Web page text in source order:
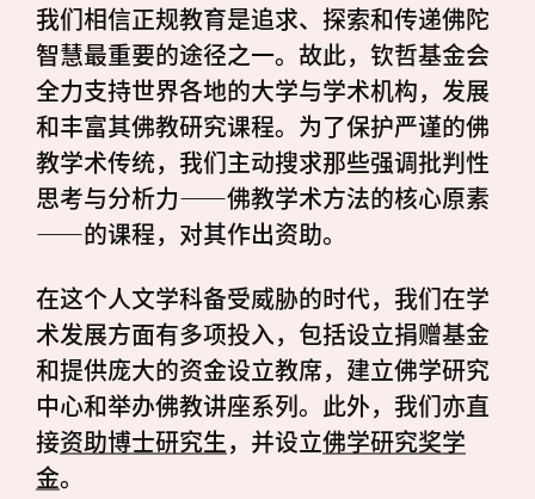
我们相信正规教育是追求、探索和传递佛陀
智慧最重要的途径之一。故此，钦哲基金会
全力支持世界各地的大学与学术机构，发展
和丰富其佛教研究课程。为了保护严谨的佛
教学术传统，我们主动搜求那些强调批判性
思考与分析力——佛教学术方法的核心原素
——的课程，对其作出资助。
在这个人文学科备受威胁的时代，我们在学
术发展方面有多项投入，包括设立捐赠基金
和提供庞大的资金设立教席，建立佛学研究
中心和举办佛教讲座系列。此外，我们亦直
接资助博士研究生，并设立佛学研究奖学
金。